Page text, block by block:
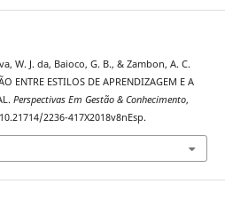
W. J. da, Baioco, G. B., & Zambon, A. C.
ENTRE ESTILOS DE APRENDIZAGEM E A
Perspectivas Em Gestão & Conhecimento,
2236-417X2018v8nEsp.